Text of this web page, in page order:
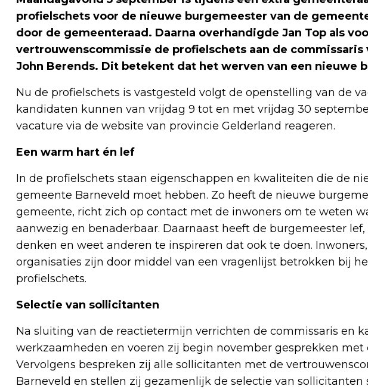
profielschets voor de nieuwe burgemeester van de
door de gemeenteraad. Daarna overhandigde Jan Top als
vertrouwenscommissie de profielschets aan de commissaris
John Berends. Dit betekent dat het werven van een nieuwe
Nu de profielschets is vastgesteld volgt de openstelling van de
kandidaten kunnen van vrijdag 9 tot en met vrijdag 30
vacature via de website van provincie Gelderland reageren.
Een warm hart én lef
In de profielschets staan eigenschappen en kwaliteiten die de
gemeente Barneveld moet hebben. Zo heeft de nieuwe
gemeente, richt zich op contact met de inwoners om te weten
aanwezig en benaderbaar. Daarnaast heeft de burgemeester lef,
denken en weet anderen te inspireren dat ook te doen.
organisaties zijn door middel van een vragenlijst betrokken bij
profielschets.
Selectie van sollicitanten
Na sluiting van de reactietermijn verrichten de commissaris en
werkzaamheden en voeren zij begin november gesprekken met
Vervolgens bespreken zij alle sollicitanten met de
Barneveld en stellen zij gezamenlijk de selectie van sollicitanten